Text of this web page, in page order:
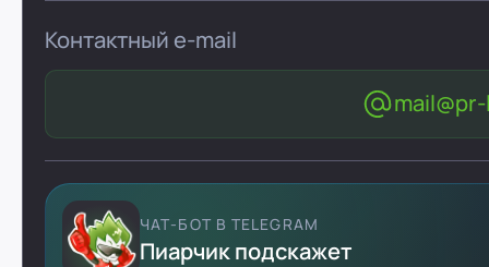
Контактный e-mail
ЧАТ-БОТ В TELEGRAM
Пиарчик подскажет